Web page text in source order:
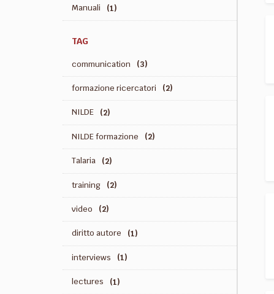
Manuali (1)
TAG
communication (3)
formazione ricercatori (2)
NILDE (2)
NILDE formazione (2)
Talaria (2)
training (2)
video (2)
diritto autore (1)
interviews (1)
lectures (1)